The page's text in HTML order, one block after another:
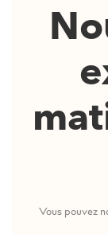
Vous pouvez